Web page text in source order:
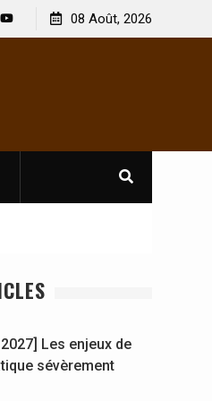
: En
se
[France-
souveraineté
08 Août, 2026
Les enjeux de
sévèrement